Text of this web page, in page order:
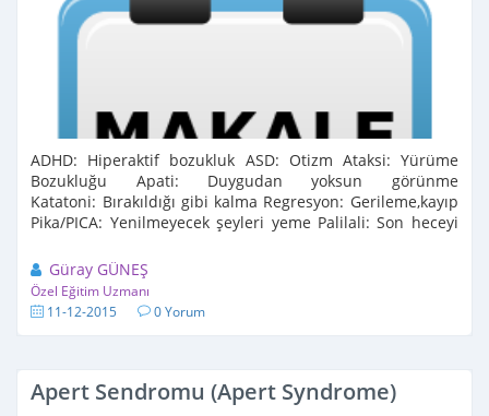
ADHD: Hiperaktif bozukluk ASD: Otizm Ataksi: Yürüme
Bozukluğu Apati: Duygudan yoksun görünme
Katatoni: Bırakıldığı gibi kalma Regresyon: Gerileme,kayıp
Pika/PICA: Yenilmeyecek şeyleri yeme Palilali: Son heceyi
Güray GÜNEŞ
Özel Eğitim Uzmanı
11-12-2015 0 Yorum
Apert Sendromu (Apert Syndrome)